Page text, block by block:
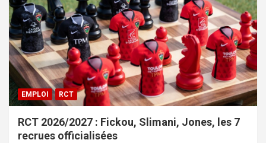
EMPLOI RCT
RCT 2026/2027 : Fickou, Slimani, Jones, les 7
recrues officialisées